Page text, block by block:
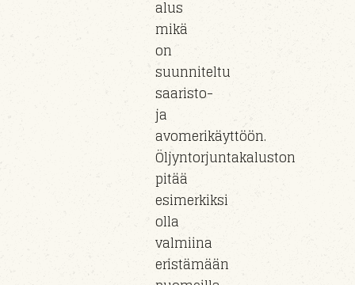
alus
mikä
on
suunniteltu
saaristo-
ja
avomerikäyttöön.
Öljyntorjuntakaluston
pitää
esimerkiksi
olla
valmiina
eristämään